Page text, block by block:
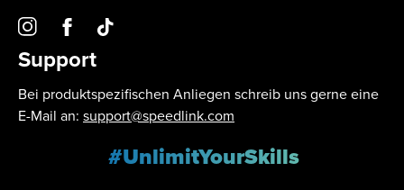
Support
Bei produktspezifischen Anliegen schreib uns gerne eine
E-Mail an: support@speedlink.com
#UnlimitYourSkills